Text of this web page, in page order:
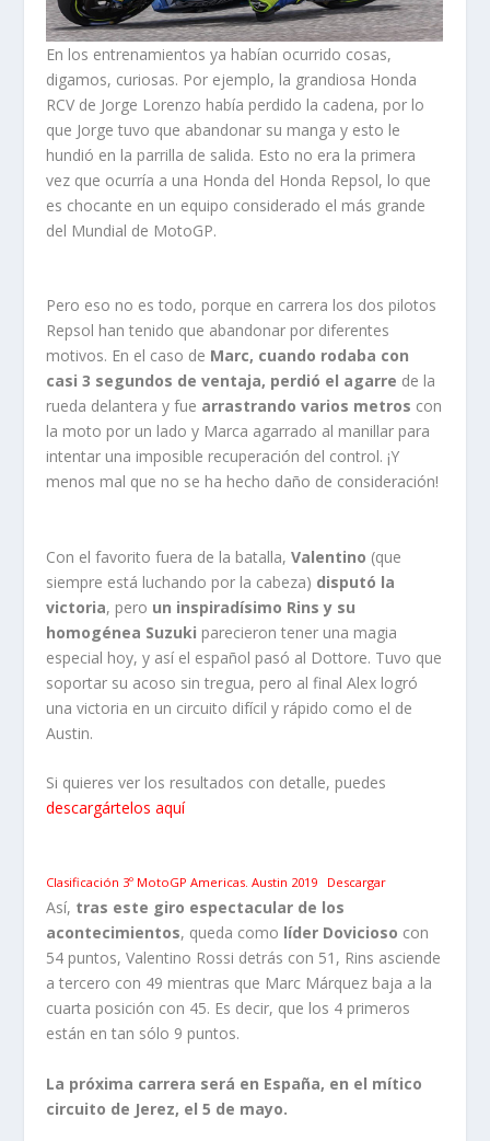
En los entrenamientos ya habían ocurrido cosas,
digamos, curiosas. Por ejemplo, la grandiosa Honda
RCV de Jorge Lorenzo había perdido la cadena, por lo
que Jorge tuvo que abandonar su manga y esto le
hundió en la parrilla de salida. Esto no era la primera
vez que ocurría a una Honda del Honda Repsol, lo que
es chocante en un equipo considerado el más grande
del Mundial de MotoGP.
Pero eso no es todo, porque en carrera los dos pilotos
Repsol han tenido que abandonar por diferentes
motivos. En el caso de Marc, cuando rodaba con
casi 3 segundos de ventaja, perdió el agarre de la
rueda delantera y fue arrastrando varios metros con
la moto por un lado y Marca agarrado al manillar para
intentar una imposible recuperación del control. ¡Y
menos mal que no se ha hecho daño de consideración!
Con el favorito fuera de la batalla,Valentino (que
siempre está luchando por la cabeza) disputó la
victoria, pero un inspiradísimo Rins y su
homogénea Suzuki parecieron tener una magia
especial hoy, y así el español pasó al Dottore. Tuvo que
soportar su acoso sin tregua, pero al final Alex logró
una victoria en un circuito difícil y rápido como el de
Austin.
Si quieres ver los resultados con detalle, puedes
descargártelos aquí
Clasificación 3º MotoGP Americas. Austin 2019 Descargar
Así, tras este giro espectacular de los
acontecimientos, queda como líder Dovicioso con
54 puntos, Valentino Rossi detrás con 51, Rins asciende
a tercero con 49 mientras que Marc Márquez baja a la
cuarta posición con 45. Es decir, que los 4 primeros
están en tan sólo 9 puntos.
La próxima carrera será en España, en el mítico
circuito de Jerez, el 5 de mayo.